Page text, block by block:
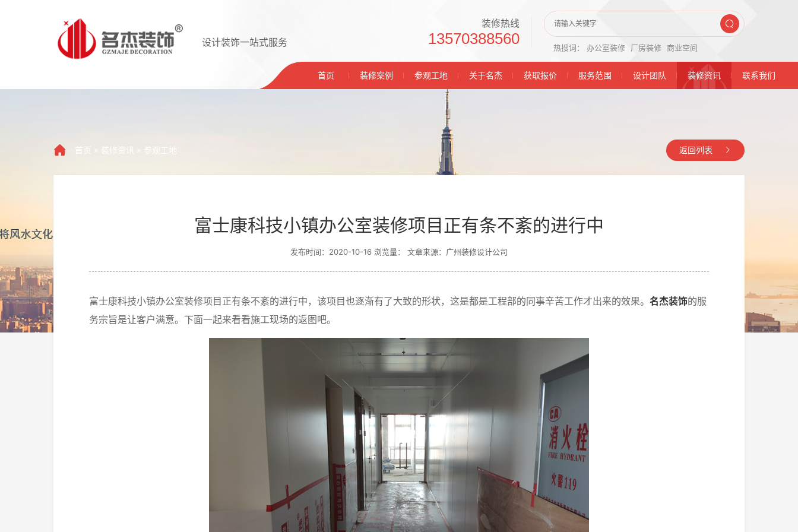
设计装饰一站式服务
装修热线
13570388560 热搜词： 办公室装修 厂房装修 商业空间
首页 装修案例 参观工地 关于名杰 获取报价 服务范围 设计团队 装修资讯 联系我们
首页 » 装修资讯 » 参观工地 返回列表
富士康科技小镇办公室装修项目正有条不紊的进行中
发布时间：2020-10-16 浏览量： 文章来源：广州装修设计公司
富士康科技小镇办公室装修项目正有条不紊的进行中，该项目也逐渐有了大致的形状，这是都是工程部的同事辛苦工作才出来的效果。 名杰装饰的服
务宗旨是让客户满意。下面一起来看看施工现场的返图吧。